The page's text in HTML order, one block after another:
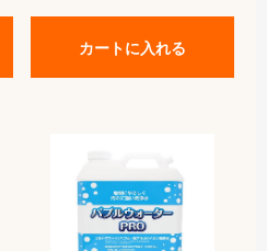
カートに入れる